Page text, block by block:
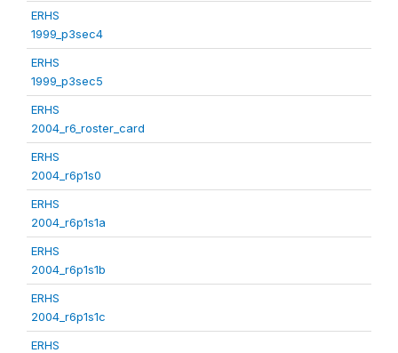
ERHS
1999_p3sec4
ERHS
1999_p3sec5
ERHS
2004_r6_roster_card
ERHS
2004_r6p1s0
ERHS
2004_r6p1s1a
ERHS
2004_r6p1s1b
ERHS
2004_r6p1s1c
ERHS